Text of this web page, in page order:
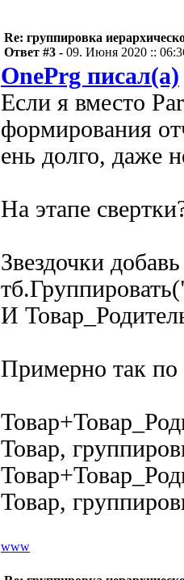
Re: группировка
Ответ #3 - 09. Июня 2020 ::
OnePrg писал(а)
Если я вместо
формирования
ень долго, даже
На этапе
Звездочки добавь
И
Примерно так по
Товар,
Товар,
www